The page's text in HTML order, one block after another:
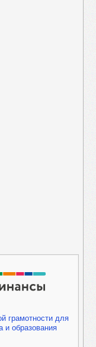
грамотности для
и образования